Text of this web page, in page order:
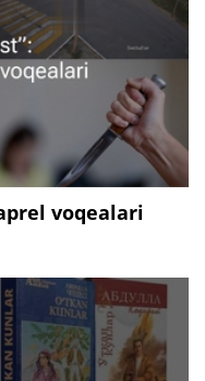
voqealari